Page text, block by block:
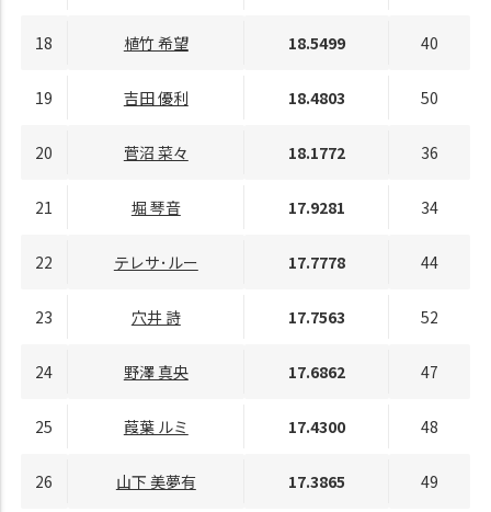
18 植竹 希望 18.5499 40
19 吉田 優利 18.4803 50
20 菅沼 菜々 18.1772 36
21 堀 琴音 17.9281 34
22 テレサ･ルー 17.7778 44
23 穴井 詩 17.7563 52
24 野澤 真央 17.6862 47
25 葭葉 ルミ 17.4300 48
26 山下 美夢有 17.3865 49